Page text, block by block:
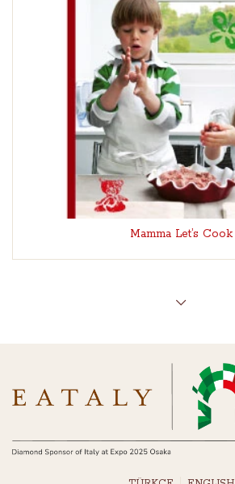
Mamma Let’s Cook